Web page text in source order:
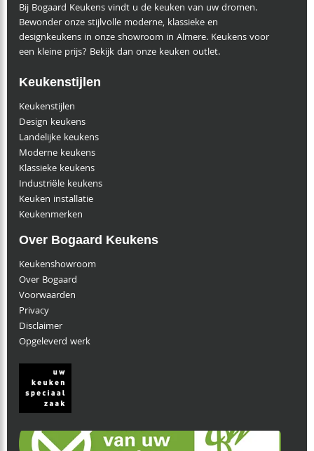
Bij Bogaard Keukens vindt u de keuken van uw dromen.
Bewonder onze stijlvolle moderne, klassieke en
designkeukens in onze showroom in Almere. Keukens voor
een kleine prijs? Bekijk dan onze keuken outlet.
Keukenstijlen
Keukenstijlen
Design keukens
Landelijke keukens
Moderne keukens
Klassieke keukens
Industriële keukens
Keuken installatie
Keukenmerken
Over Bogaard Keukens
Keukenshowroom
Over Bogaard
Voorwaarden
Privacy
Disclaimer
Opgeleverd werk